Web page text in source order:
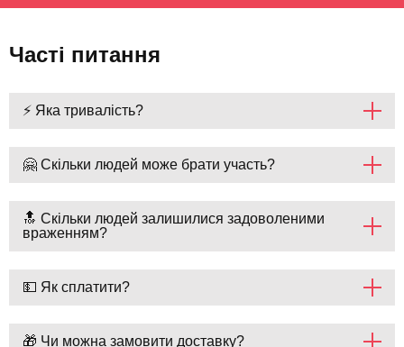
Часті питання
⚡ Яка тривалість?
🤗 Скільки людей може брати участь?
🔝 Скільки людей залишилися задоволеними
враженням?
💵 Як сплатити?
🎁 Чи можна замовити доставку?